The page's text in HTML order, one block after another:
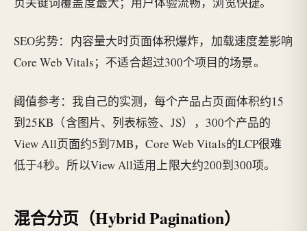
SEO劣势：内容量大时页面体积爆炸，加载速度差影响
Core Web Vitals；不适合超过300个项目的场景。
阈值参考：我自己的实测，每个产品占页面体积约15
到25KB（含图片、列表标签、JS），300个产品的
View All页面约5到7MB，Core Web Vitals的LCP很难
低于4秒。所以View All适用上限大约200到300项。
混合分页（Hybrid Pagination）